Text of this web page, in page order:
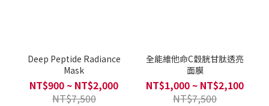
Deep Peptide Radiance
Mask
NT$900 ~ NT$2,000
NT$7,500
全能維他命C穀胱甘肽透亮
面膜
NT$1,000 ~ NT$2,100
NT$7,500